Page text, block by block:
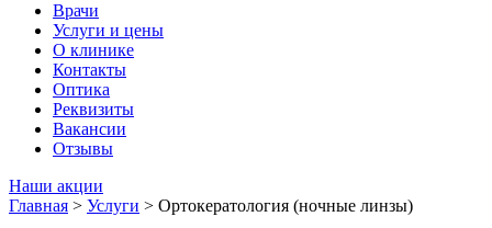
Врачи
Услуги и цены
О клинике
Контакты
Оптика
Реквизиты
Вакансии
Отзывы
Наши акции
Главная > Услуги > Ортокератология (ночные линзы)